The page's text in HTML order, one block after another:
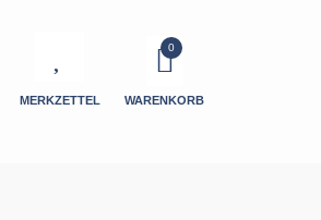
MERKZETTEL WARENKORB